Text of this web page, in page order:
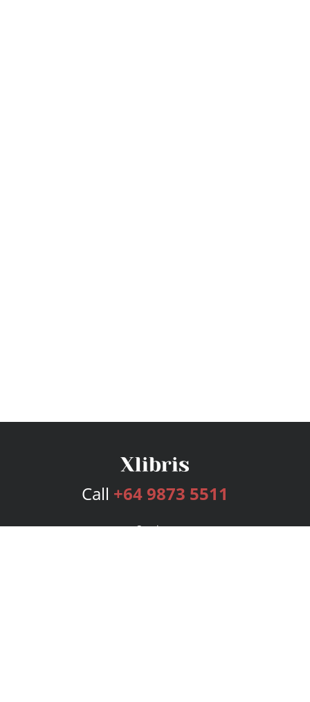
Call +64 9873 5511
Services